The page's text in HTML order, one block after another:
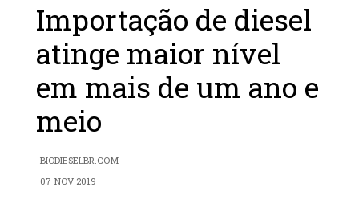
Importação de diesel
atinge maior nível
em mais de um ano e
meio
BIODIESELBR.COM
07 NOV 2019